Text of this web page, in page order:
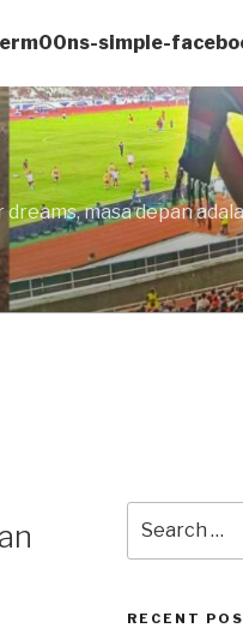
simple-
masa depan
for:
RECENT